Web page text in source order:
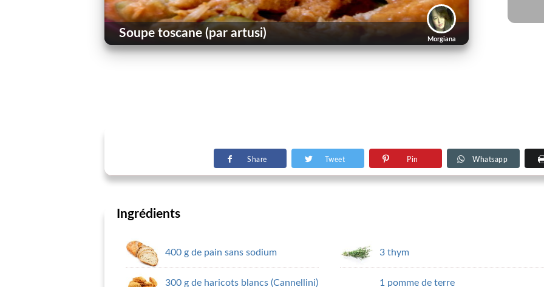
Morgiana
Soupe toscane (par artusi)
Share Tweet Pin Whatsapp
Ingrédients
400 g de pain sans sodium
300 g de haricots blancs (Cannellini)
3 thym
1 pomme de terre